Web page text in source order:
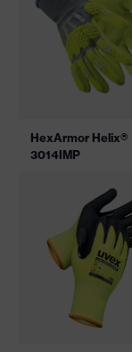
HexArmor Helix®
3014IMP